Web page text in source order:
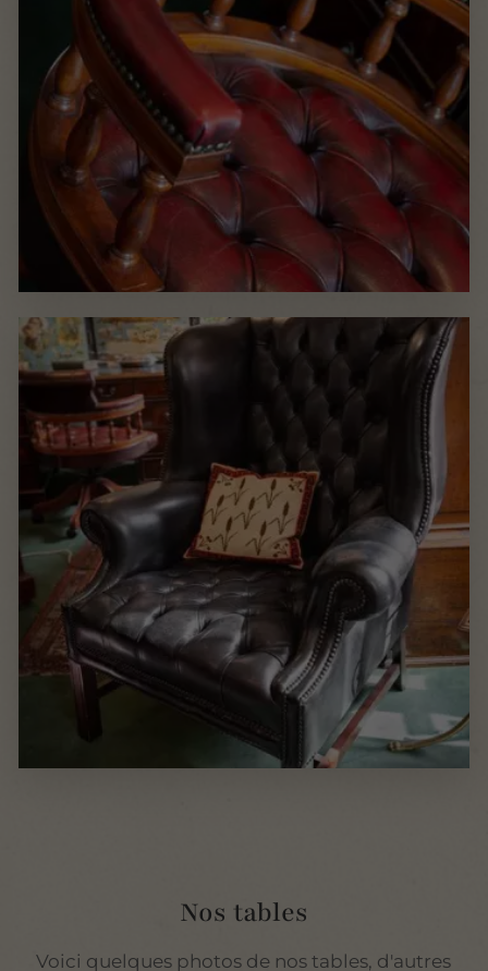
Nos tables
Voici quelques photos de nos tables, d'autres